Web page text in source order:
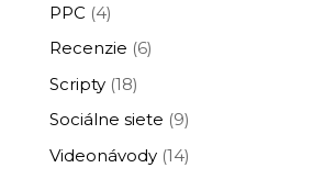
PPC (4)
Recenzie (6)
Scripty(18)
Sociálne siete (9)
Videonávody(14)